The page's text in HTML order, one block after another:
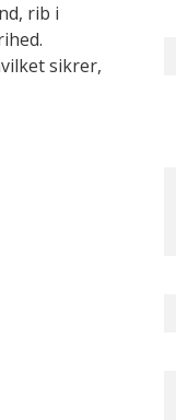
rib i
sikrer,